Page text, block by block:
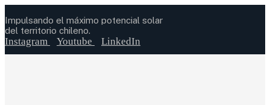
Impulsando el máximo potencial solar
del territorio chileno.
Instagram Youtube LinkedIn